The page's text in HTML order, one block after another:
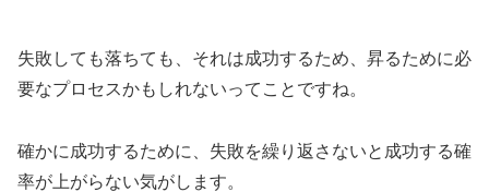
失敗しても落ちても、それは成功するため、昇るために必
要なプロセスかもしれないってことですね。
確かに成功するために、失敗を繰り返さないと成功する確
率が上がらない気がします。